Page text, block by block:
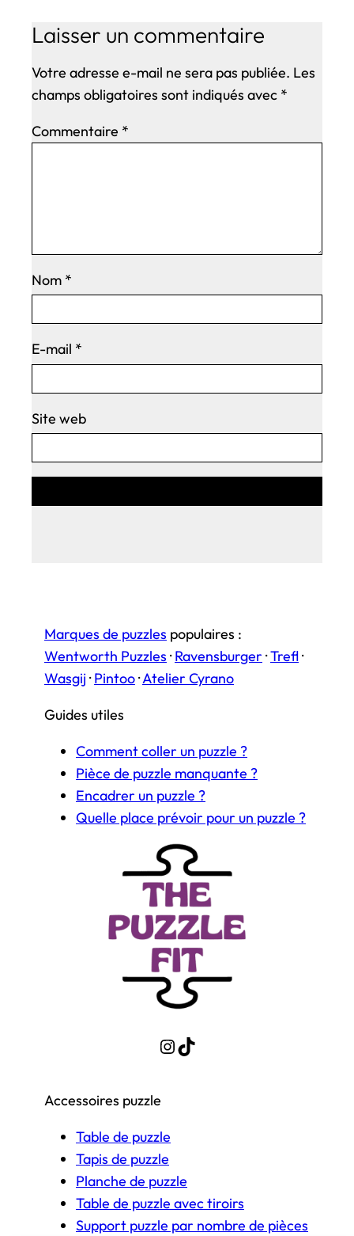
Laisser un commentaire
Votre adresse e-mail ne sera pas publiée. Les
champs obligatoires sont indiqués avec *
Commentaire *
Nom *
E-mail *
Site web
Marques de puzzles populaires :
Wentworth Puzzles ·Ravensburger ·Trefl·
Wasgij·Pintoo·Atelier Cyrano
Guides utiles
Comment coller un puzzle ?
Pièce de puzzle manquante ?
Encadrer un puzzle ?
Quelle place prévoir pour un puzzle ?
InstagramTikTok
Accessoires puzzle
Table de puzzle
Tapis de puzzle
Planche de puzzle
Table de puzzle avec tiroirs
Support puzzle par nombre de pièces